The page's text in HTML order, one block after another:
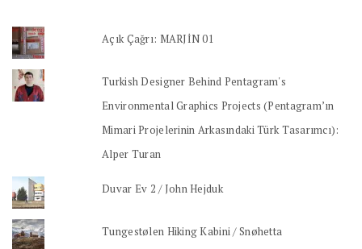
Açık Çağrı: MARJİN 01
Turkish Designer Behind Pentagram's
Environmental Graphics Projects (Pentagram’ın
Mimari Projelerinin Arkasındaki Türk Tasarımcı):
Alper Turan
Duvar Ev 2 / John Hejduk
Tungestølen Hiking Kabini / Snøhetta